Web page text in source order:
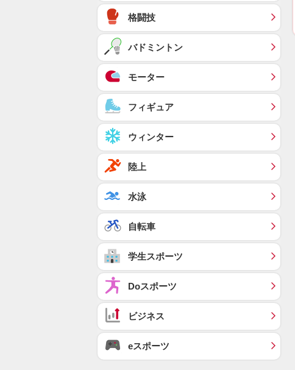
格闘技
バドミントン
モーター
フィギュア
ウィンター
陸上
水泳
自転車
学生スポーツ
Doスポーツ
ビジネス
eスポーツ